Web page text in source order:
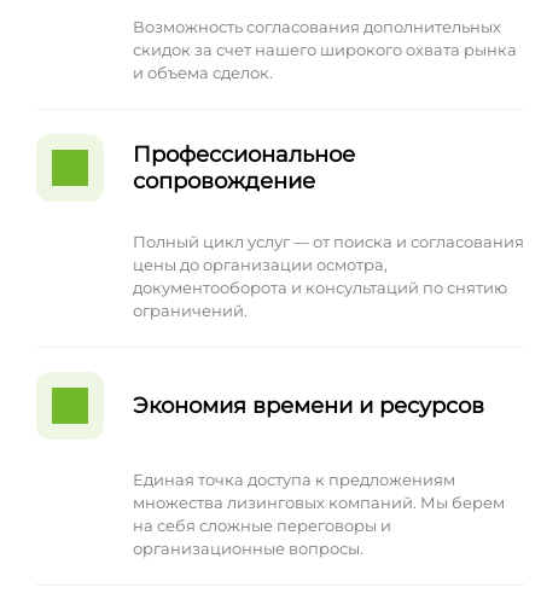
Возможность согласования дополнительных
скидок за счет нашего широкого охвата рынка
и объема сделок.
Профессиональное
сопровождение
Полный цикл услуг — от поиска и согласования
цены до организации осмотра,
документооборота и консультаций по снятию
ограничений.
Экономия времени и ресурсов
Единая точка доступа к предложениям
множества лизинговых компаний. Мы берем
на себя сложные переговоры и
организационные вопросы.